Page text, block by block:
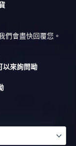
們會盡快回覆您。
以來詢問呦